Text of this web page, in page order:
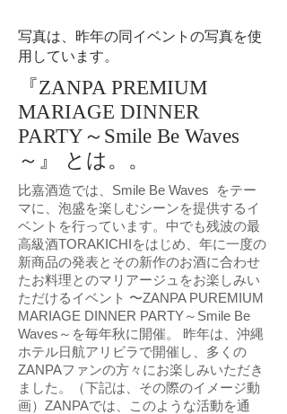
写真は、昨年の同イベントの写真を使
用しています。
『ZANPA PREMIUM
MARIAGE DINNER
PARTY ～Smile Be Waves
～ 』 とは。。
比嘉酒造では、Smile Be Waves をテー
マに、泡盛を楽しむシーンを提供するイ
ベントを行っています。中でも残波の最
高級酒TORAKICHIをはじめ、年に一度の
新商品の発表とその新作のお酒に合わせ
たお料理とのマリアージュをお楽しみい
ただけるイベント 〜ZANPA PUREMIUM
MARIAGE DINNER PARTY～Smile Be
Waves～を毎年秋に開催。 昨年は、沖縄
ホテル日航アリビラで開催し、多くの
ZANPAファンの方々にお楽しみいただき
ました。（下記は、その際のイメージ動
画）ZANPAでは、このような活動を通